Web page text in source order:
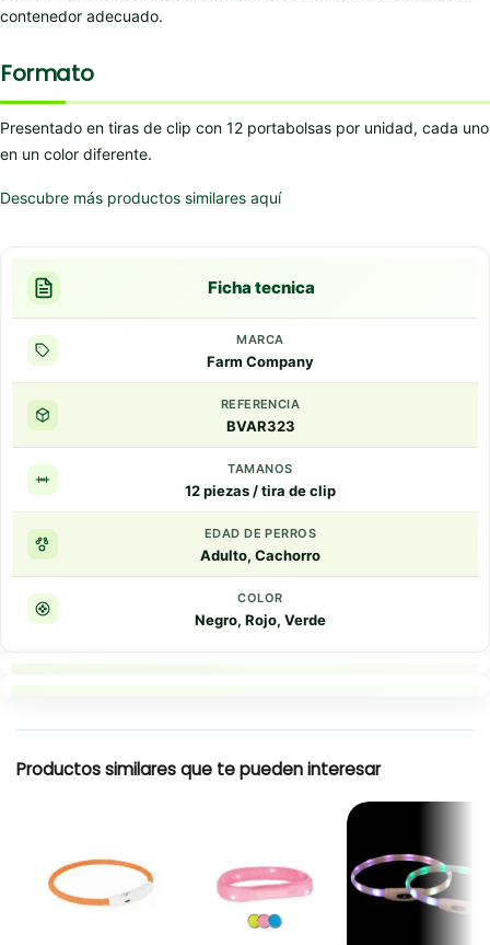
contenedor adecuado.
Formato
Presentado en tiras de clip con 12 portabolsas por unidad, cada uno
en un color diferente.
Descubre más productos similares aquí
Ficha tecnica
MARCA
Farm Company
REFERENCIA
BVAR323
TAMANOS
12 piezas / tira de clip
EDAD DE PERROS
Adulto, Cachorro
COLOR
Negro, Rojo, Verde
Productos similares que te pueden interesar